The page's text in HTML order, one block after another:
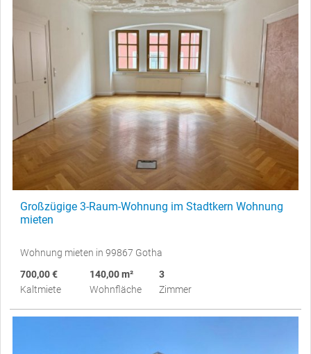
Großzügige 3-Raum-Wohnung im Stadtkern Wohnung
mieten
Wohnung mieten in 99867 Gotha
700,00 €
Kaltmiete
140,00 m²
Wohnfläche
3
Zimmer